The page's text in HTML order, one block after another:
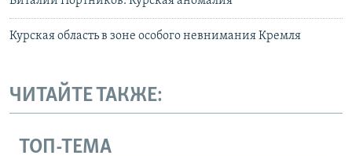
Курская область в зоне особого невнимания Кремля
ЧИТАЙТЕ ТАКЖЕ:
ТОП-ТЕМА